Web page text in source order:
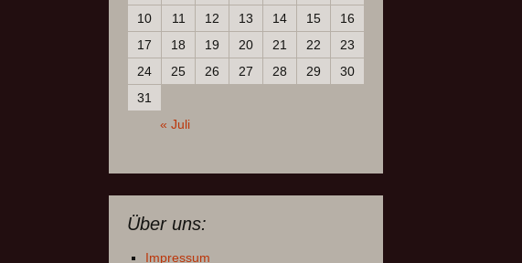
10
11 12 13 14 15
16
17
18 19 20 21 22
23
24
25 26 27 28 29
30
31
« Juli
Über uns:
Impressum